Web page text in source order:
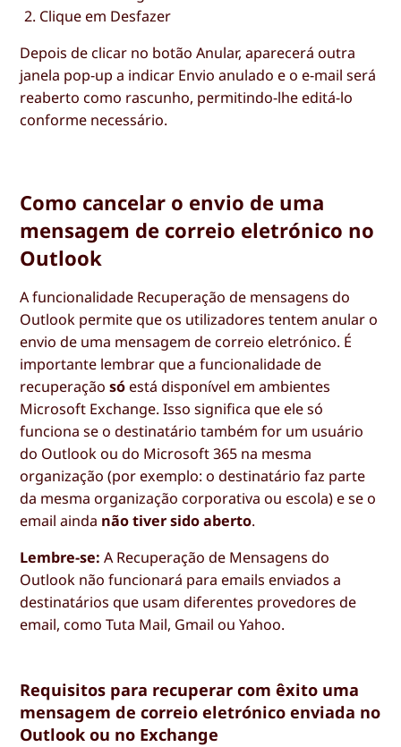
Clique em Desfazer
Depois de clicar no botão Anular, aparecerá outra
janela pop-up a indicar Envio anulado e o e-mail será
reaberto como rascunho, permitindo-lhe editá-lo
conforme necessário.
Como cancelar o envio de uma
mensagem de correio eletrónico no
Outlook
A funcionalidade Recuperação de mensagens do
Outlook permite que os utilizadores tentem anular o
envio de uma mensagem de correio eletrónico. É
importante lembrar que a funcionalidade de
recuperaçãosó está disponível em ambientes
Microsoft Exchange. Isso significa que ele só
funciona se o destinatário também for um usuário
do Outlook ou do Microsoft 365 na mesma
organização (por exemplo: o destinatário faz parte
da mesma organização corporativa ou escola) e se o
email ainda não tiver sido aberto.
Lembre-se: A Recuperação de Mensagens do
Outlook não funcionará para emails enviados a
destinatários que usam diferentes provedores de
email, como Tuta Mail, Gmail ou Yahoo.
Requisitos para recuperar com êxito uma
mensagem de correio eletrónico enviada no
Outlook ou no Exchange